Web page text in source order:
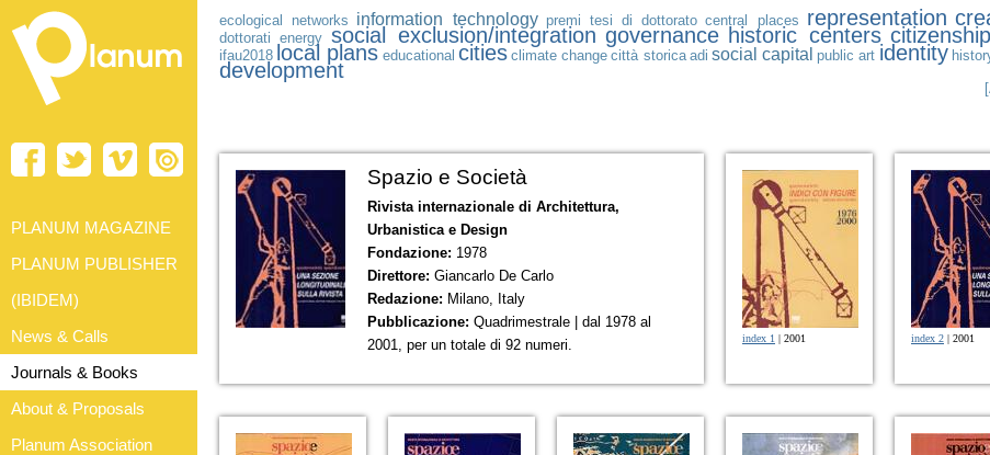
ecological networks information technology premi tesi di dottorato central places representation
dottorati energy social exclusion/integration governance historic centers citizenship
ifau2018 local plans educational cities climate change città storica adi social capital public art identity
development
Spazio e Società
Rivista internazionale di Architettura,
Urbanistica e Design
Fondazione: 1978
Direttore: Giancarlo De Carlo
Redazione: Milano, Italy
Pubblicazione: Quadrimestrale | dal 1978 al
2001, per un totale di 92 numeri.
index 1 | 2001 index 2 | 2001
PLANUM MAGAZINE
PLANUM PUBLISHER
(IBIDEM)
News & Calls
Journals & Books
About & Proposals
Planum Association